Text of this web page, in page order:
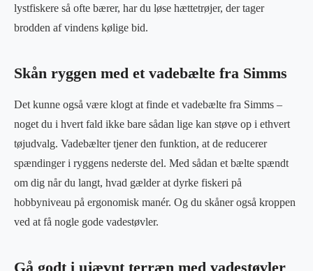
lystfiskere så ofte bærer, har du løse hættetrøjer, der tager
brodden af vindens kølige bid.
Skån ryggen med et vadebælte fra Simms
Det kunne også være klogt at finde et vadebælte fra Simms –
noget du i hvert fald ikke bare sådan lige kan støve op i ethvert
tøjudvalg. Vadebælter tjener den funktion, at de reducerer
spændinger i ryggens nederste del. Med sådan et bælte spændt
om dig når du langt, hvad gælder at dyrke fiskeri på
hobbyniveau på ergonomisk manér. Og du skåner også kroppen
ved at få nogle gode vadestøvler.
Gå godt i ujævnt terræn med vadestøvler